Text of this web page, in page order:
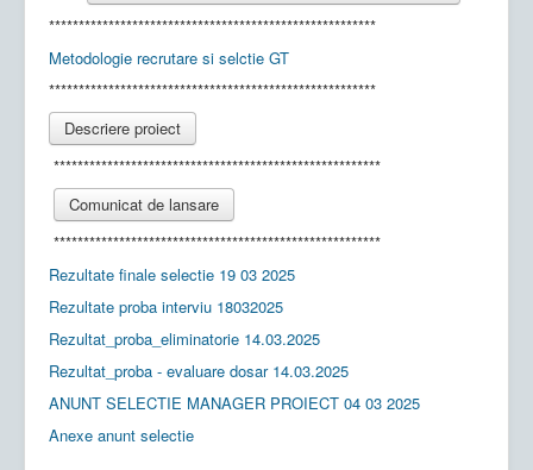
*******************************************************
Metodologie recrutare si selctie GT
*******************************************************
Descriere proiect
*******************************************************
Comunicat de lansare
*******************************************************
Rezultate finale selectie 19 03 2025
Rezultate proba interviu 18032025
Rezultat_proba_eliminatorie 14.03.2025
Rezultat_proba - evaluare dosar 14.03.2025
ANUNT SELECTIE MANAGER PROIECT 04 03 2025
Anexe anunt selectie